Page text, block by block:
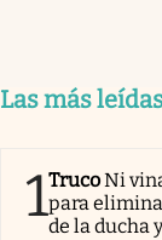
Las más
1TrucoNi
para
de la ducha